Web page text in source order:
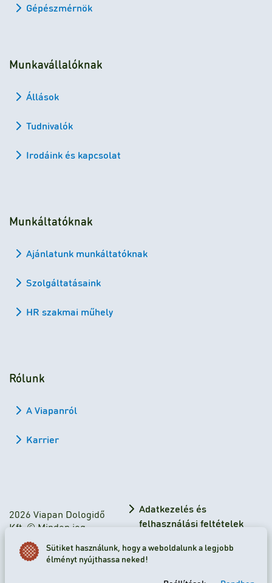
Gépészmérnök
Munkavállalóknak
Állások
Tudnivalók
Irodáink és kapcsolat
Munkáltatóknak
Ajánlatunk munkáltatóknak
Szolgáltatásaink
HR szakmai műhely
Rólunk
A Viapanról
Karrier
2026 Viapan Dologidő
Kft. © Minden jog
fenntartva.
Adatkezelés és
felhasználási feltételek
Adatkezelési tájékoztató
Sütiket használunk, hogy a weboldalunk a legjobb
élményt nyújthassa neked!